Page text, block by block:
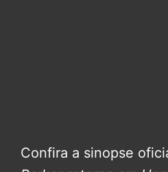
Confira a sinopse